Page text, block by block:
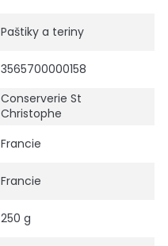
Paštiky a teriny
3565700000158
Conserverie St
Christophe
Francie
Francie
250 g